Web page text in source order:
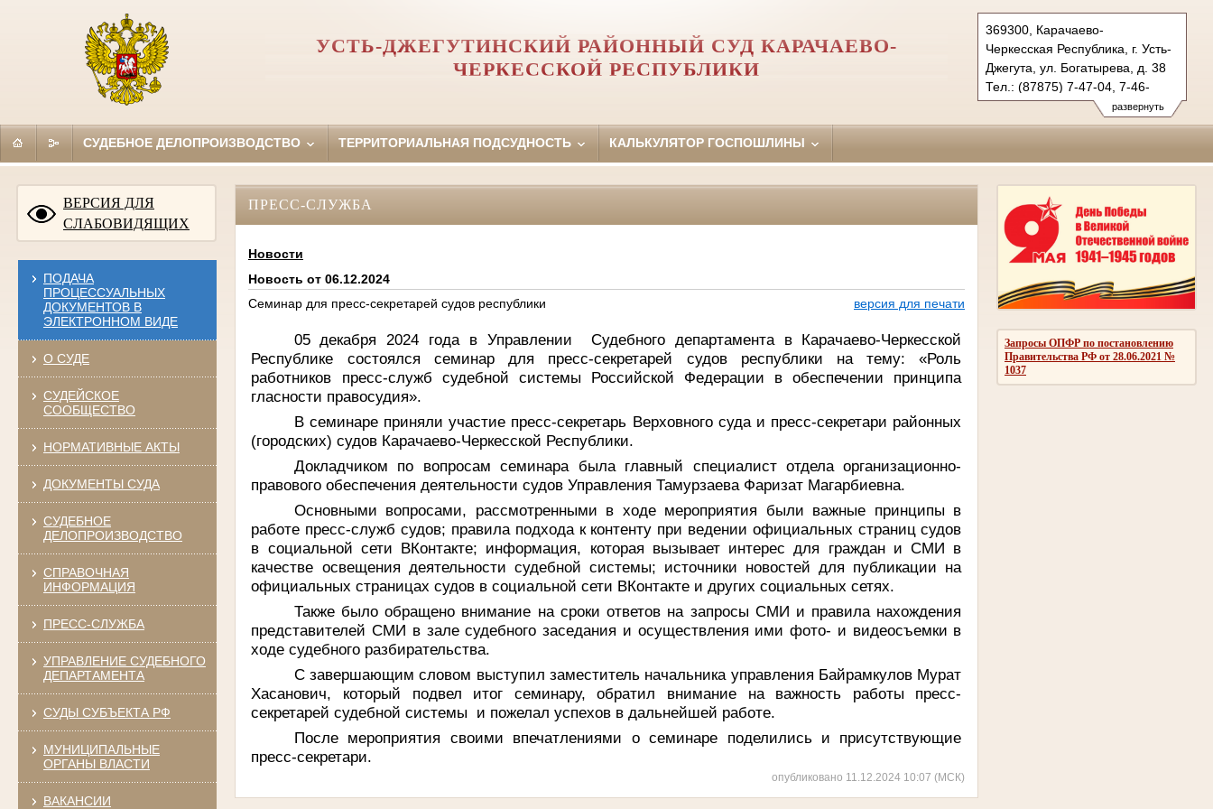
развернуть
369300, Карачаево-
Черкесская Республика, г. Усть-
Джегута, ул. Богатырева, д. 38
Тел.: (87875) 7-47-04, 7-46-
98 (ф.)
ust-djegutinsky.kchr@sudrf.ru
УСТЬ-ДЖЕГУТИНСКИЙ РАЙОННЫЙ СУД КАРАЧАЕВО-
ЧЕРКЕССКОЙ РЕСПУБЛИКИ
СУДЕБНОЕ ДЕЛОПРОИЗВОДСТВО ТЕРРИТОРИАЛЬНАЯ ПОДСУДНОСТЬ КАЛЬКУЛЯТОР ГОСПОШЛИНЫ
ВЕРСИЯ ДЛЯ
СЛАБОВИДЯЩИХ
ПОДАЧА
ПРОЦЕССУАЛЬНЫХ
ДОКУМЕНТОВ В
ЭЛЕКТРОННОМ ВИДЕ
О СУДЕ
СУДЕЙСКОЕ
СООБЩЕСТВО
НОРМАТИВНЫЕ АКТЫ
ДОКУМЕНТЫ СУДА
СУДЕБНОЕ
ДЕЛОПРОИЗВОДСТВО
СПРАВОЧНАЯ
ИНФОРМАЦИЯ
ПРЕСС-СЛУЖБА
УПРАВЛЕНИЕ СУДЕБНОГО
ДЕПАРТАМЕНТА
СУДЫ СУБЪЕКТА РФ
МУНИЦИПАЛЬНЫЕ
ОРГАНЫ ВЛАСТИ
ВАКАНСИИ
Запросы ОПФР по постановлению
Правительства РФ от 28.06.2021 №
1037
ПРЕСС-СЛУЖБА
Новости
Новость от 06.12.2024
Семинар для пресс-секретарей судов республики
версия для печати
05 декабря 2024 года в Управлении Судебного департамента в Карачаево-Черкесской
Республике состоялся семинар для пресс-секретарей судов республики на тему: «Роль
работников пресс-служб судебной системы Российской Федерации в обеспечении принципа
гласности правосудия».
В семинаре приняли участие пресс-секретарь Верховного суда и пресс-секретари районных
(городских) судов Карачаево-Черкесской Республики.
Докладчиком по вопросам семинара была главный специалист отдела организационно-
правового обеспечения деятельности судов Управления Тамурзаева Фаризат Магарбиевна.
Основными вопросами, рассмотренными в ходе мероприятия были важные принципы в
работе пресс-служб судов; правила подхода к контенту при ведении официальных страниц судов
в социальной сети ВКонтакте; информация, которая вызывает интерес для граждан и СМИ в
качестве освещения деятельности судебной системы; источники новостей для публикации на
официальных страницах судов в социальной сети ВКонтакте и других социальных сетях.
Также было обращено внимание на сроки ответов на запросы СМИ и правила нахождения
представителей СМИ в зале судебного заседания и осуществления ими фото- и видеосъемки в
ходе судебного разбирательства.
С завершающим словом выступил заместитель начальника управления Байрамкулов Мурат
Хасанович, который подвел итог семинару, обратил внимание на важность работы пресс-
секретарей судебной системы и пожелал успехов в дальнейшей работе.
После мероприятия своими впечатлениями о семинаре поделились и присутствующие
пресс-секретари.
опубликовано 11.12.2024 10:07 (МСК)